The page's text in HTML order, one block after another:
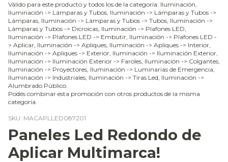
Válido para este producto y todos los de la categoría: Iluminación,
Iluminación -> Lámparas y Tubos, Iluminación -> Lámparas y Tubos ->
Lámparas, Iluminación -> Lámparas y Tubos -> Tubos, Iluminación ->
Lámparas y Tubos -> Dicroicas, Iluminación -> Plafones LED,
Iluminación -> Plafones LED -> Embutir, Iluminación -> Plafones LED -
> Aplicar, Iluminación -> Apliques, Iluminación -> Apliques -> Interior,
Iluminación -> Apliques -> Exterior, Iluminación -> Iluminación Exterior,
Iluminación -> Iluminación Exterior -> Faroles, Iluminación -> Colgantes,
Iluminación -> Proyectores, Iluminación -> Luminarias de Emergencia,
Iluminación -> Industriales, Iluminación -> Tiras Led, Iluminación ->
Alumbrado Público.
Podés combinar esta promoción con otros productos de la misma
categoría.
SKU: MACAPLLED087201
Paneles Led Redondo de
Aplicar Multimarca!